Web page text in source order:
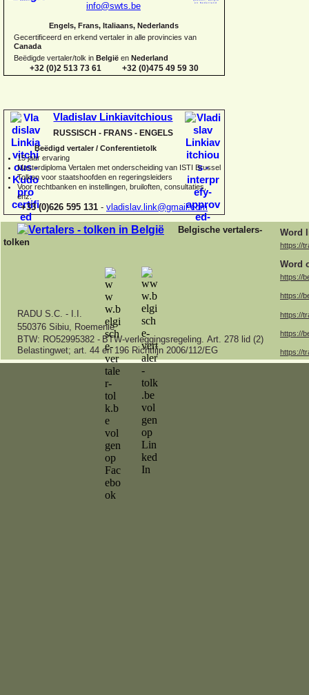
info@swts.be
Engels, Frans, Italiaans, Nederlands
Gecertificeerd en erkend vertaler in alle provincies van
Canada
Beëdigde vertaler/tolk in België en Nederland
+32 (0)2 513 73 61 +32 (0)475 49 59 30
Vladislav Linkiavitchious
RUSSISCH - FRANS - ENGELS
Beëdigd vertaler / Conferentietolk
15 jaar ervaring
Masterdiploma Vertalen met onderscheiding van ISTI Brussel
Tolken voor staatshoofden en regeringsleiders
Voor rechtbanken en instellingen, bruiloften, consultaties,
enz.
+33 (0)626 595 131 - vladislav.link@gmail.com
Belgische vertalers-
tolken
Word
https://
Word
https://
https://
https://
https://
https://
RADU S.C. - I.I.
550376 Sibiu, Roemenië
BTW: RO52995382 - BTW-verleggingsregeling. Art. 278 lid (2)
Belastingwet; art. 44 en 196 Richtlijn 2006/112/EG